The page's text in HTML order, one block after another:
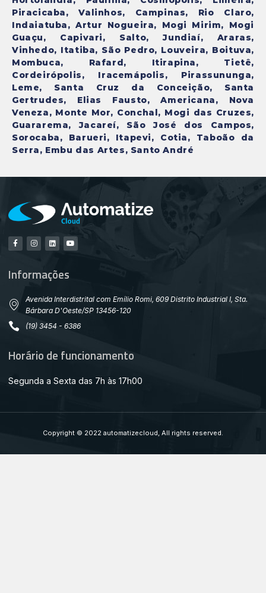
Piracicaba, Valinhos, Campinas, Rio Claro,
Indaiatuba, Artur Nogueira, Mogi Mirim, Mogi
Guaçu, Capivari, Salto, Jundiaí, Araras,
Vinhedo, Itatiba, São Pedro, Louveira, Boituva,
Mombuca, Rafard, Itirapina, Tietê,
Cordeirópolis, Iracemápolis, Pirassununga,
Leme, Santa Cruz da Conceição, Santa
Gertrudes, Elias Fausto, Americana, Nova
Veneza, Monte Mor, Conchal, Mogi das Cruzes,
Guararema, Jacareí, São José dos Campos,
Sorocaba, Barueri, Itapevi, Cotia, Taboão da
Serra, Embu das Artes, Santo André
Informações
Avenida Interdistrital com Emílio Romi, 609 Distrito Industrial I, Sta.
Bárbara D'Oeste/SP 13456-120
(19) 3454 - 6386
Horário de funcionamento
Segunda a Sexta das 7h às 17h00
Copyright © 2022 automatizecloud, All rights reserved.